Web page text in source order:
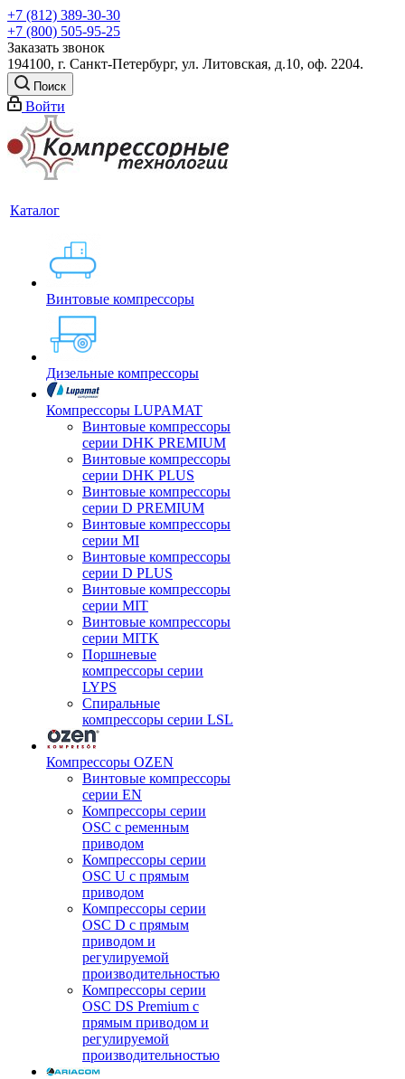
+7 (812) 389-30-30
+7 (800) 505-95-25
Заказать звонок
194100, г. Санкт-Петербург, ул. Литовская, д.10, оф. 2204.
Поиск
Войти
Каталог
Винтовые компрессоры
Дизельные компрессоры
Компрессоры LUPAMAT
Винтовые компрессоры
серии DHK PREMIUM
Винтовые компрессоры
серии DHK PLUS
Винтовые компрессоры
серии D PREMIUM
Винтовые компрессоры
серии MI
Винтовые компрессоры
серии D PLUS
Винтовые компрессоры
серии MIT
Винтовые компрессоры
серии MITK
Поршневые
компрессоры серии
LYPS
Спиральные
компрессоры серии LSL
Компрессоры OZEN
Винтовые компрессоры
серии EN
Компрессоры серии
OSC с ременным
приводом
Компрессоры серии
OSC U с прямым
приводом
Компрессоры серии
OSC D с прямым
приводом и
регулируемой
производительностью
Компрессоры серии
OSC DS Premium с
прямым приводом и
регулируемой
производительностью